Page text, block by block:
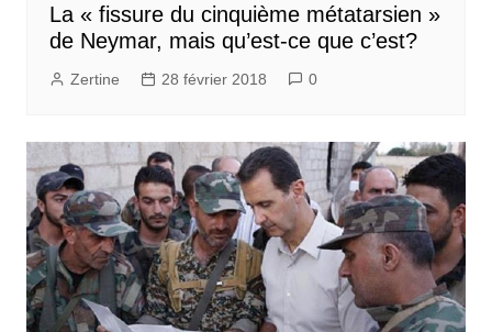
La « fissure du cinquième métatarsien »
de Neymar, mais qu’est-ce que c’est?
Zertine 28 février 2018 0